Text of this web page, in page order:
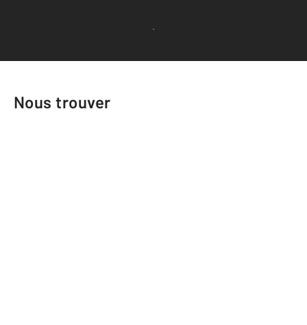
Voir tous les avis clients
Nous trouver